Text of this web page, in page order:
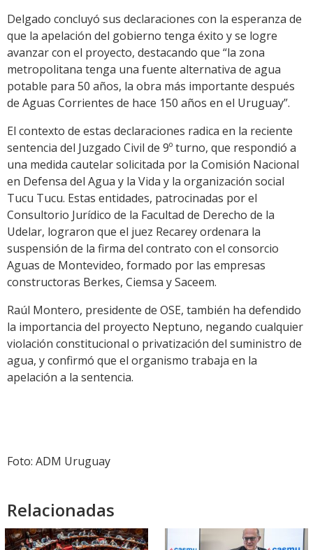
Delgado concluyó sus declaraciones con la esperanza de
que la apelación del gobierno tenga éxito y se logre
avanzar con el proyecto, destacando que “la zona
metropolitana tenga una fuente alternativa de agua
potable para 50 años, la obra más importante después
de Aguas Corrientes de hace 150 años en el Uruguay”.
El contexto de estas declaraciones radica en la reciente
sentencia del Juzgado Civil de 9º turno, que respondió a
una medida cautelar solicitada por la Comisión Nacional
en Defensa del Agua y la Vida y la organización social
Tucu Tucu. Estas entidades, patrocinadas por el
Consultorio Jurídico de la Facultad de Derecho de la
Udelar, lograron que el juez Recarey ordenara la
suspensión de la firma del contrato con el consorcio
Aguas de Montevideo, formado por las empresas
constructoras Berkes, Ciemsa y Saceem.
Raúl Montero, presidente de OSE, también ha defendido
la importancia del proyecto Neptuno, negando cualquier
violación constitucional o privatización del suministro de
agua, y confirmó que el organismo trabaja en la
apelación a la sentencia.
Foto: ADM Uruguay
Relacionadas